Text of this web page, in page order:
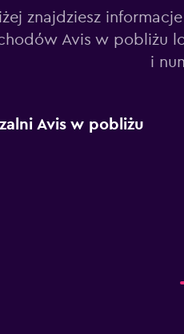
znajdziesz
Avis w pobliżu
i
Avis w pobliżu